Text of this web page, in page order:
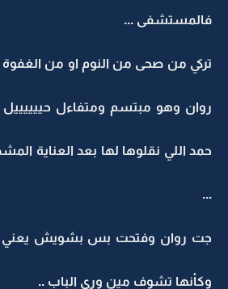
فالمستشفى ...
تركي من صحى من النوم او من
روان وهو مبتسم ومتفاءل
حمد اللي نقلوها لها بعد العناية
...
جت روان وفتحت بس بشويش يعني
وكأنها تشوف مين ورى الباب ..